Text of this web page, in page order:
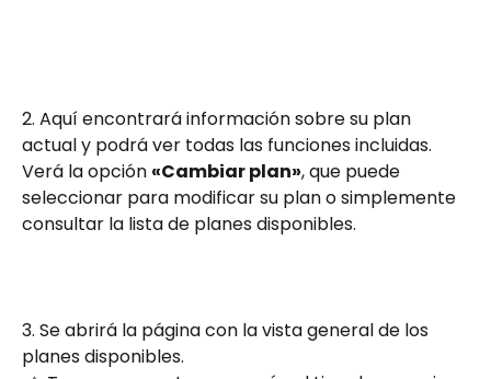
2. Aquí encontrará información sobre su plan
actual y podrá ver todas las funciones incluidas.
Verá la opción «Cambiar plan», que puede
seleccionar para modificar su plan o simplemente
consultar la lista de planes disponibles.
3. Se abrirá la página con la vista general de los
planes disponibles.